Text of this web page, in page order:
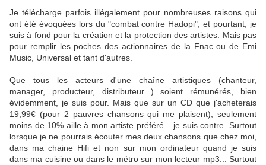
Je télécharge parfois illégalement pour nombreuses raisons qui
ont été évoquées lors du "combat contre Hadopi", et pourtant, je
suis à fond pour la création et la protection des artistes. Mais pas
pour remplir les poches des actionnaires de la Fnac ou de Emi
Music, Universal et tant d'autres.
Que tous les acteurs d'une chaîne artistiques (chanteur,
manager, producteur, distributeur...) soient rémunérés, bien
évidemment, je suis pour. Mais que sur un CD que j'acheterais
19,99€ (pour 2 pauvres chansons qui me plaisent), seulement
moins de 10% aille à mon artiste préféré... je suis contre. Surtout
lorsque je ne pourrais écouter mes deux chansons que chez moi,
dans ma chaine Hifi et non sur mon ordinateur quand je suis
dans ma cuisine ou dans le métro sur mon lecteur mp3... Surtout